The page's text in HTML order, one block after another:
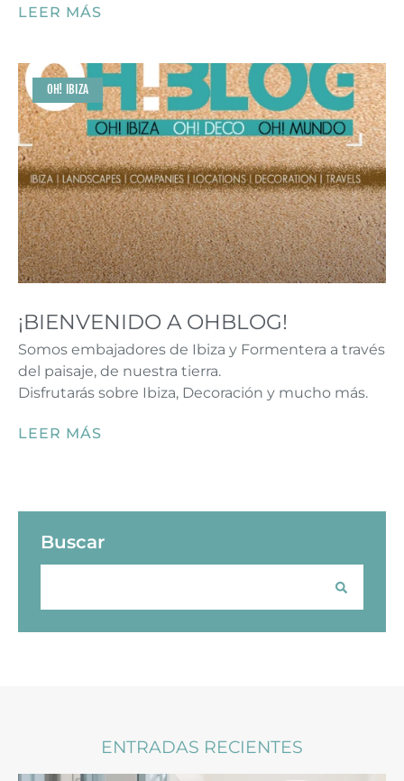
LEER MÁS
OH! IBIZA
¡BIENVENIDO A OHBLOG!
Somos embajadores de Ibiza y Formentera a través
del paisaje, de nuestra tierra.
Disfrutarás sobre Ibiza, Decoración y mucho más.
LEER MÁS
Buscar
ENTRADAS RECIENTES